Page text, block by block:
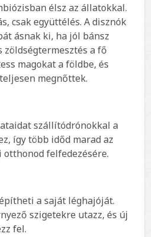
élsz az állatokkal.
csak együttélés. A disznók
ásnak ki, ha jól bánsz
zöldségtermesztés a fő
magokat a földbe, és
megnőttek.
szállítódrónokkal a
így több időd marad az
otthonod felfedezésére.
a saját léghajóját.
szigetekre utazz, és új
fel.